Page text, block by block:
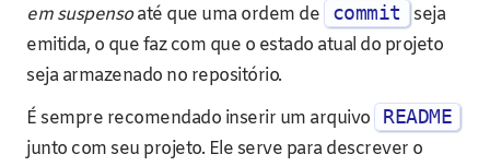
em suspensoaté que uma ordem de commit
seja
emitida, o que faz com que o estado atual do projeto
seja armazenado no repositório.
É sempre recomendado inserir um arquivo
README
junto com seu projeto. Ele serve para descrever o